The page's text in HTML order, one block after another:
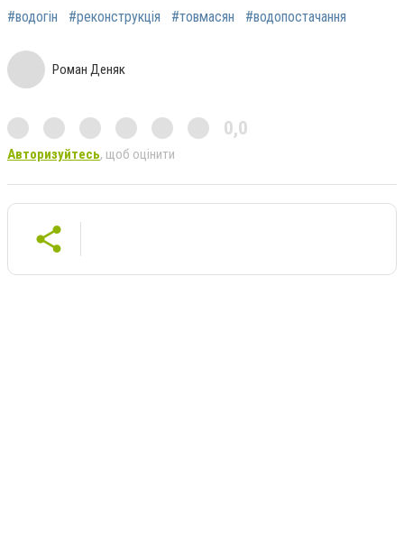
#водогін #реконструкція #товмасян #водопостачання
Роман Деняк
0,0
Авторизуйтесь, щоб оцінити